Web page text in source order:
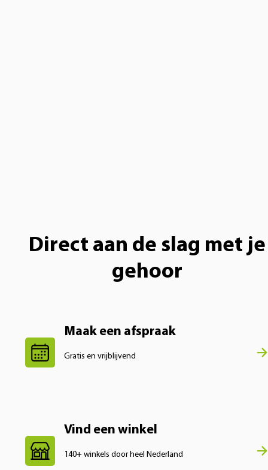
Direct aan de slag met je
gehoor
Maak een afspraak
Gratis en vrijblijvend
Vind een winkel
140+ winkels door heel Nederland